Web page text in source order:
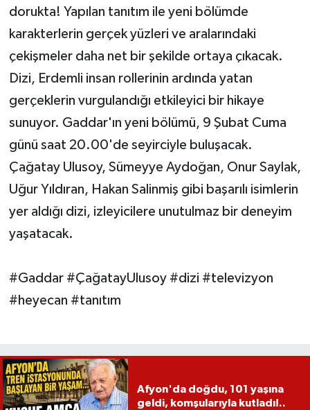
dorukta! Yapılan tanıtım ile yeni bölümde
karakterlerin gerçek yüzleri ve aralarındaki
çekişmeler daha net bir şekilde ortaya çıkacak.
Dizi, Erdemli insan rollerinin ardında yatan
gerçeklerin vurgulandığı etkileyici bir hikaye
sunuyor. Gaddar'ın yeni bölümü, 9 Şubat Cuma
günü saat 20.00'de seyirciyle buluşacak.
Çağatay Ulusoy, Sümeyye Aydoğan, Onur Saylak,
Uğur Yıldıran, Hakan Salinmiş gibi başarılı isimlerin
yer aldığı dizi, izleyicilere unutulmaz bir deneyim
yaşatacak.
#Gaddar #ÇağatayUlusoy #dizi #televizyon
#heyecan #tanıtım
Afyon'da doğdu, 101 yaşına
geldi, komşularıyla kutladı!..